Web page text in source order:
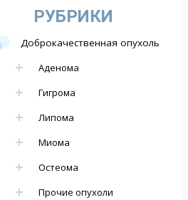
РУБРИКИ
Доброкачественная опухоль
Аденома
Гигрома
Липома
Миома
Остеома
Прочие опухоли